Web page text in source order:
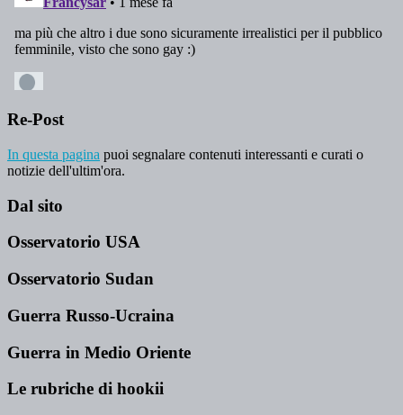
Re-Post
In questa pagina puoi segnalare contenuti interessanti e curati o
notizie dell'ultim'ora.
Dal sito
Osservatorio USA
Osservatorio Sudan
Guerra Russo-Ucraina
Guerra in Medio Oriente
Le rubriche di hookii